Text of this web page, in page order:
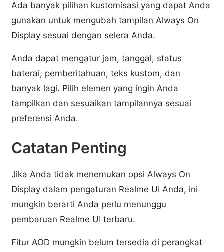
Ada banyak pilihan kustomisasi yang dapat Anda
gunakan untuk mengubah tampilan Always On
Display sesuai dengan selera Anda.
Anda dapat mengatur jam, tanggal, status
baterai, pemberitahuan, teks kustom, dan
banyak lagi. Pilih elemen yang ingin Anda
tampilkan dan sesuaikan tampilannya sesuai
preferensi Anda.
Catatan Penting
Jika Anda tidak menemukan opsi Always On
Display dalam pengaturan Realme UI Anda, ini
mungkin berarti Anda perlu menunggu
pembaruan Realme UI terbaru.
Fitur AOD mungkin belum tersedia di perangkat